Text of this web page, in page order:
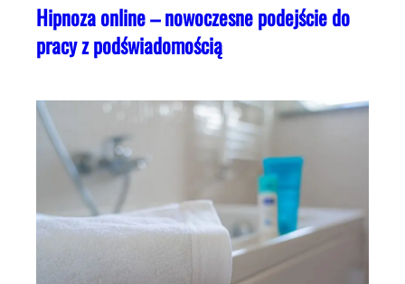
Hipnoza online – nowoczesne podejście do
pracy z podświadomością